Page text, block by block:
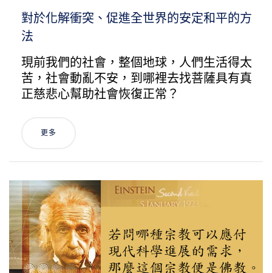
對於化解衝突、促進全世界的安定和平的方
法
現前我們的社會，整個地球，人們生活得太
苦，社會動亂不安，到哪裡去找菩薩具有真
正慈悲心幫助社會恢復正常？
更多